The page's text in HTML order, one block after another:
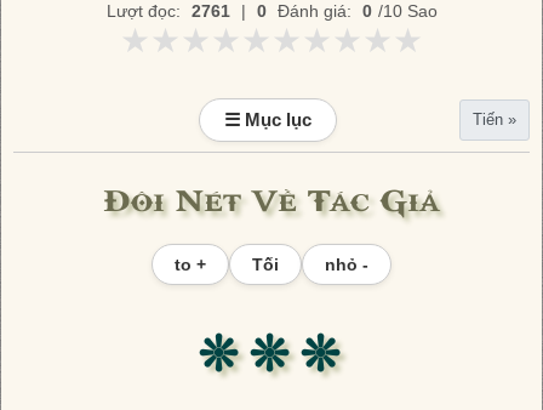
Lượt đọc: 2761 | 0 Đánh giá: 0 /10 Sao
★★★★★★★★★★
★★★★★★★★★★
☰ Mục lục Tiến »
Đôi Nét Về Tác Giả
to + Tối nhỏ -
❊ ❊ ❊